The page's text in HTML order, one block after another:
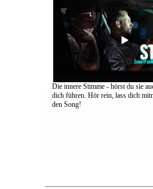
Die innere Stimme - hörst du sie
dich führen. Hör rein, lass dich
den Song!